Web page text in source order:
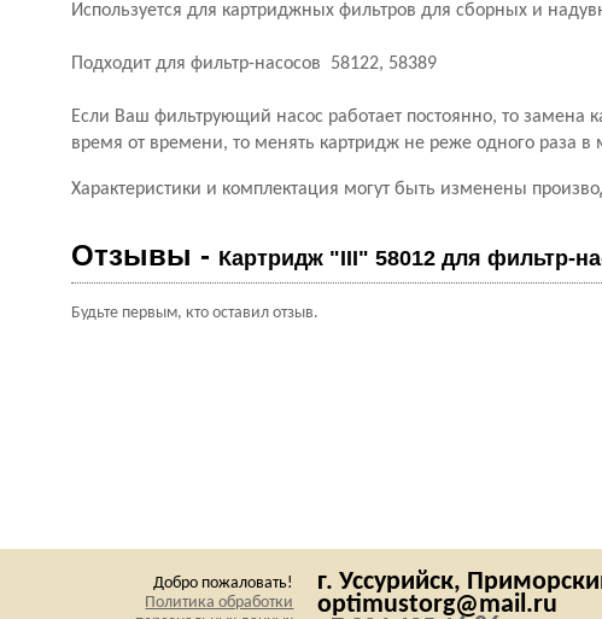
Используется для картриджных фильтров для сборных и
Подходит для фильтр-насосов 58122, 58389
Если Ваш фильтрующий насос работает постоянно, то
время от времени, то менять картридж не реже одного раза в
Характеристики и комплектация могут быть изменены
Отзывы - Картридж "III" 58012 для фильтр-
Будьте первым, кто оставил отзыв.
Добро пожаловать!
Политика обработки
г. Уссурийск,
optimustorg@mail.ru